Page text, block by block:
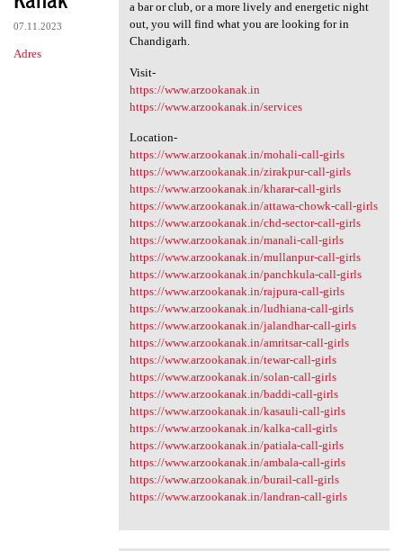
07.11.2023
Adres
a bar or club, or a more lively and energetic night
out, you will find what you are looking for in
Chandigarh.
Visit-
https://www.arzookanak.in
https://www.arzookanak.in/services
Location-
https://www.arzookanak.in/mohali-call-girls
https://www.arzookanak.in/zirakpur-call-girls
https://www.arzookanak.in/kharar-call-girls
https://www.arzookanak.in/attawa-chowk-call-girls
https://www.arzookanak.in/chd-sector-call-girls
https://www.arzookanak.in/manali-call-girls
https://www.arzookanak.in/mullanpur-call-girls
https://www.arzookanak.in/panchkula-call-girls
https://www.arzookanak.in/rajpura-call-girls
https://www.arzookanak.in/ludhiana-call-girls
https://www.arzookanak.in/jalandhar-call-girls
https://www.arzookanak.in/amritsar-call-girls
https://www.arzookanak.in/tewar-call-girls
https://www.arzookanak.in/solan-call-girls
https://www.arzookanak.in/baddi-call-girls
https://www.arzookanak.in/kasauli-call-girls
https://www.arzookanak.in/kalka-call-girls
https://www.arzookanak.in/patiala-call-girls
https://www.arzookanak.in/ambala-call-girls
https://www.arzookanak.in/burail-call-girls
https://www.arzookanak.in/landran-call-girls